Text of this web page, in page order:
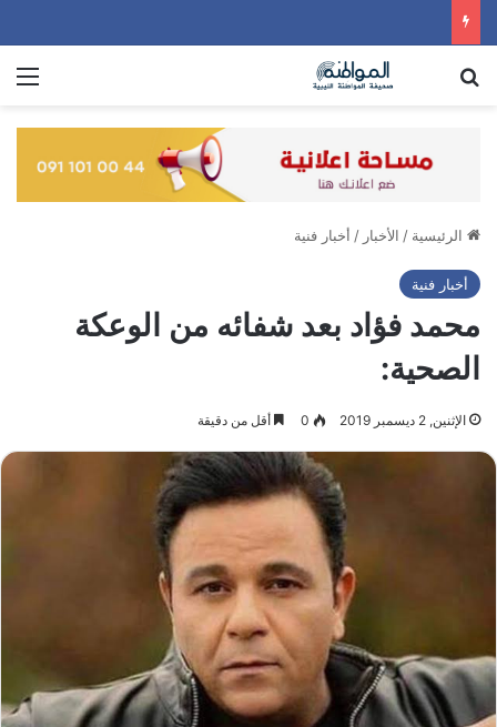
الرئيسية / الأخبار / أخبار فنية
أخبار فنية
محمد فؤاد بعد شفائه من الوعكة
الصحية:
الإثنين, 2 ديسمبر 2019 0 أقل من دقيقة